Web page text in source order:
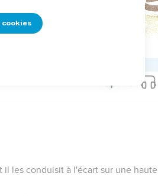
pas avant d'avoir vu le Fils de
il les conduisit à l'écart sur une haute
cookies